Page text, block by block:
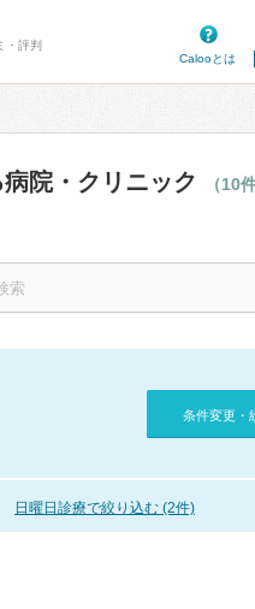
・評判
Calooとは
院・クリニック （10
条件変更・
日曜日診療で絞り込む (2件)